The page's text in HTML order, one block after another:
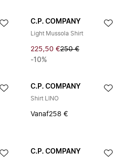
C.P. COMPANY
Light Mussola Shirt
225,50 €250 €
-10%
C.P. COMPANY
Shirt LINO
Vanaf258 €
C.P. COMPANY